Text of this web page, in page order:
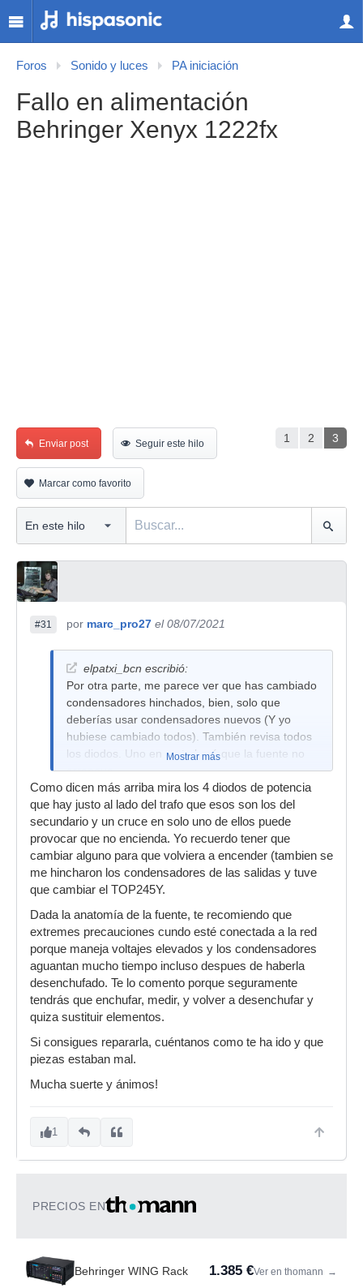
Foros Sonido y luces PA iniciación
Fallo en alimentación
Behringer Xenyx 1222fx
1 2 3
Enviar post Seguir este hilo
Marcar como favorito
#31 por marc_pro27 el 08/07/2021
elpatxi_bcn escribió:
Por otra parte, me parece ver que has cambiado
condensadores hinchados, bien, solo que
deberías usar condensadores nuevos (Y yo
hubiese cambiado todos). También revisa todos
los diodos. Uno en corto hará que la fuente no
arranque.
Mostrar más
Como dicen más arriba mira los 4 diodos de potencia
que hay justo al lado del trafo que esos son los del
secundario y un cruce en solo uno de ellos puede
provocar que no encienda. Yo recuerdo tener que
cambiar alguno para que volviera a encender (tambien se
me hincharon los condensadores de las salidas y tuve
que cambiar el TOP245Y.
Dada la anatomía de la fuente, te recomiendo que
extremes precauciones cundo esté conectada a la red
porque maneja voltajes elevados y los condensadores
aguantan mucho tiempo incluso despues de haberla
desenchufado. Te lo comento porque seguramente
tendrás que enchufar, medir, y volver a desenchufar y
quiza sustituir elementos.
Si consigues repararla, cuéntanos como te ha ido y que
piezas estaban mal.
Mucha suerte y ánimos!
1
PRECIOS EN
Behringer WING Rack 1.385 €Ver en thomann →